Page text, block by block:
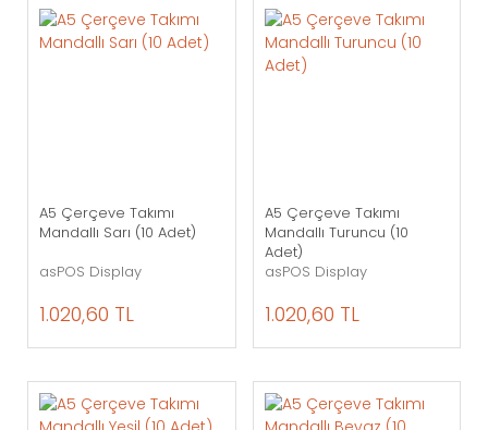
A5 Çerçeve Takımı
Mandallı Sarı (10 Adet)
asPOS Display
1.020,60 TL
A5 Çerçeve Takımı
Mandallı Turuncu (10
Adet)
asPOS Display
1.020,60 TL